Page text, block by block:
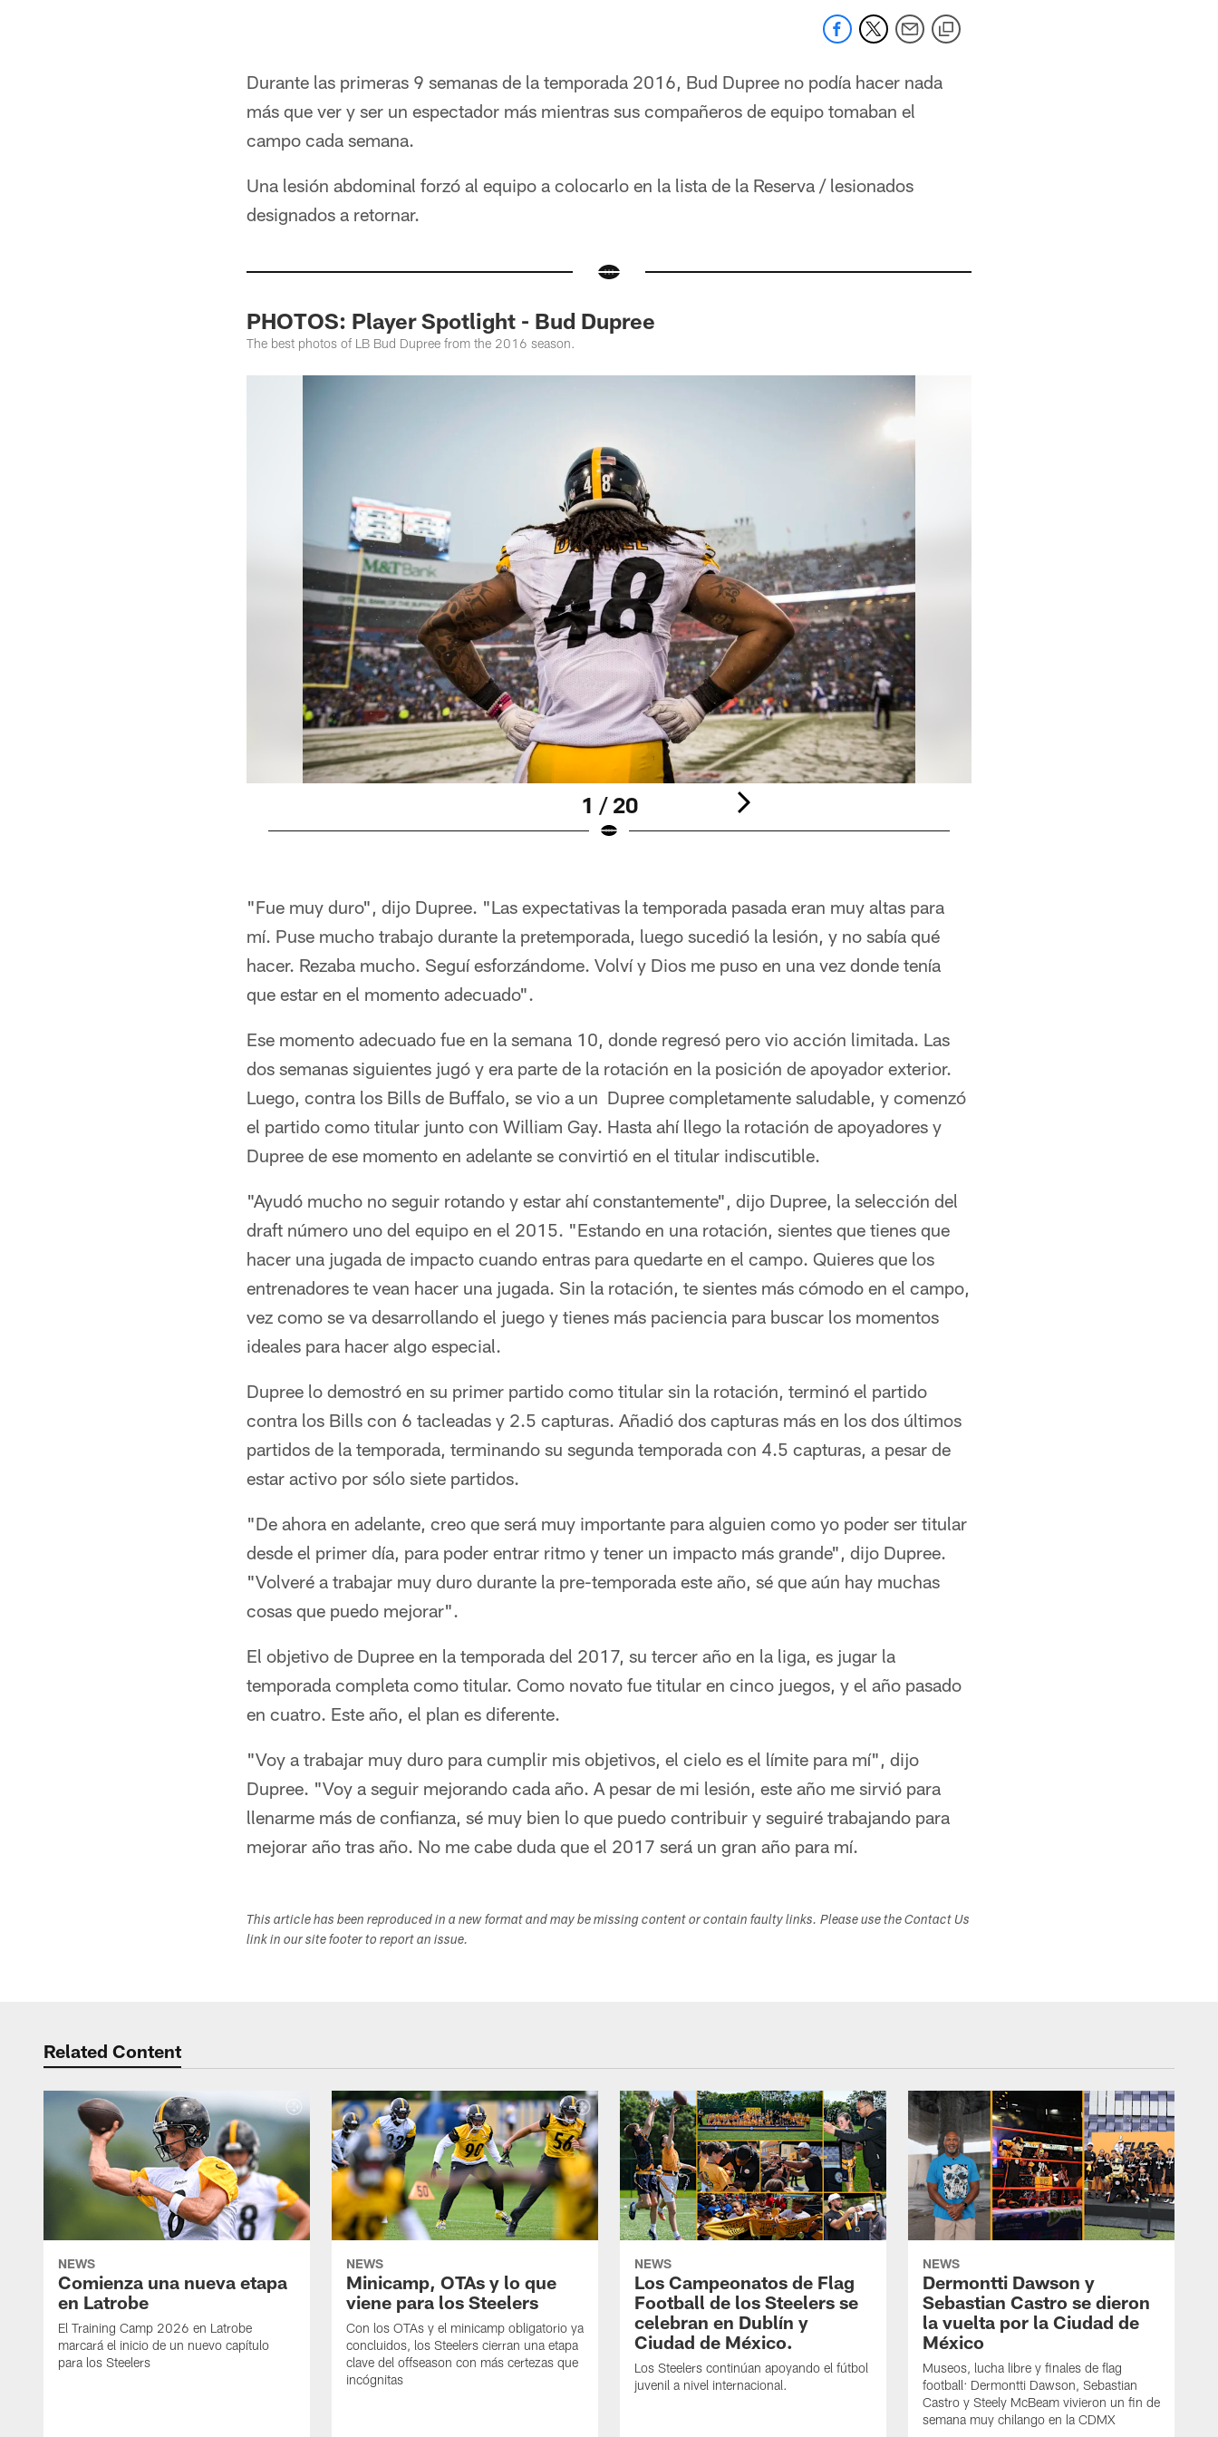
Durante las primeras 9 semanas de la temporada 2016, Bud Dupree no podía hacer nada
más que ver y ser un espectador más mientras sus compañeros de equipo tomaban el
campo cada semana.
Una lesión abdominal forzó al equipo a colocarlo en la lista de la Reserva / lesionados
designados a retornar.
PHOTOS: Player Spotlight - Bud Dupree
The best photos of LB Bud Dupree from the 2016 season.
1 / 20
"Fue muy duro", dijo Dupree. "Las expectativas la temporada pasada eran muy altas para
mí. Puse mucho trabajo durante la pretemporada, luego sucedió la lesión, y no sabía qué
hacer. Rezaba mucho. Seguí esforzándome. Volví y Dios me puso en una vez donde tenía
que estar en el momento adecuado".
Ese momento adecuado fue en la semana 10, donde regresó pero vio acción limitada. Las
dos semanas siguientes jugó y era parte de la rotación en la posición de apoyador exterior.
Luego, contra los Bills de Buffalo, se vio a un Dupree completamente saludable, y comenzó
el partido como titular junto con William Gay. Hasta ahí llego la rotación de apoyadores y
Dupree de ese momento en adelante se convirtió en el titular indiscutible.
"Ayudó mucho no seguir rotando y estar ahí constantemente", dijo Dupree, la selección del
draft número uno del equipo en el 2015. "Estando en una rotación, sientes que tienes que
hacer una jugada de impacto cuando entras para quedarte en el campo. Quieres que los
entrenadores te vean hacer una jugada. Sin la rotación, te sientes más cómodo en el campo,
vez como se va desarrollando el juego y tienes más paciencia para buscar los momentos
ideales para hacer algo especial.
Dupree lo demostró en su primer partido como titular sin la rotación, terminó el partido
contra los Bills con 6 tacleadas y 2.5 capturas. Añadió dos capturas más en los dos últimos
partidos de la temporada, terminando su segunda temporada con 4.5 capturas, a pesar de
estar activo por sólo siete partidos.
"De ahora en adelante, creo que será muy importante para alguien como yo poder ser titular
desde el primer día, para poder entrar ritmo y tener un impacto más grande", dijo Dupree.
"Volveré a trabajar muy duro durante la pre-temporada este año, sé que aún hay muchas
cosas que puedo mejorar".
El objetivo de Dupree en la temporada del 2017, su tercer año en la liga, es jugar la
temporada completa como titular. Como novato fue titular en cinco juegos, y el año pasado
en cuatro. Este año, el plan es diferente.
"Voy a trabajar muy duro para cumplir mis objetivos, el cielo es el límite para mí", dijo
Dupree. "Voy a seguir mejorando cada año. A pesar de mi lesión, este año me sirvió para
llenarme más de confianza, sé muy bien lo que puedo contribuir y seguiré trabajando para
mejorar año tras año. No me cabe duda que el 2017 será un gran año para mí.
This article has been reproduced in a new format and may be missing content or contain faulty links. Please use the Contact Us
link in our site footer to report an issue.
Related Content
NEWS
Comienza una nueva etapa
en Latrobe
El Training Camp 2026 en Latrobe
marcará el inicio de un nuevo capítulo
para los Steelers
NEWS
Minicamp, OTAs y lo que
viene para los Steelers
Con los OTAs y el minicamp obligatorio ya
concluidos, los Steelers cierran una etapa
clave del offseason con más certezas que
incógnitas
NEWS
Los Campeonatos de Flag
Football de los Steelers se
celebran en Dublín y
Ciudad de México.
Los Steelers continúan apoyando el fútbol
juvenil a nivel internacional.
NEWS
Dermontti Dawson y
Sebastian Castro se dieron
la vuelta por la Ciudad de
México
Museos, lucha libre y finales de flag
football: Dermontti Dawson, Sebastian
Castro y Steely McBeam vivieron un fin de
semana muy chilango en la CDMX